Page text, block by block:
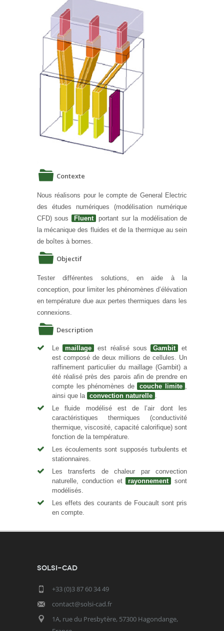
Contexte
Nous réalisons pour le compte de General Electric
des études numériques (modélisation numérique
CFD) sous
Fluent
portant sur la modélisation de
la mécanique des fluides et de la thermique au sein
de boîtes à bornes.
Objectif
Tester différentes solutions, en aide à la
conception, pour limiter les phénomènes d’élévation
en température due aux pertes thermiques dans les
connexions.
Description
Le maillage est réalisé sous Gambit
et
est composé de deux millions de cellules. Un
raffinement particulier du maillage (Gambit) a
été réalisé près des parois afin de prendre en
compte les phénomènes de
couche limite
ainsi que la convection naturelle
Le fluide modélisé est de l’air dont les
caractéristiques thermiques (conductivité
thermique, viscosité, capacité calorifique) sont
fonction de la température.
Les écoulements sont supposés turbulents et
stationnaires.
Les transferts de chaleur par convection
naturelle, conduction et
rayonnement
sont
modélisés.
Les effets des courants de Foucault sont pris
en compte.
SOLSI-CAD
+33 (0)3 87 60 34 49
contact@solsi-cad.fr
1A, rue du Presbytère, 57300 Hagondange,